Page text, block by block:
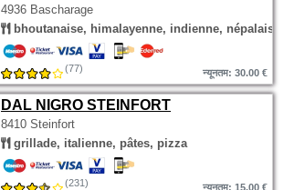
4936 Bascharage
bhoutanaise, himalayenne, indienne, népalaise
(77) न्यूनतम: 30.00 €
DAL NIGRO STEINFORT
8410 Steinfort
grillade, italienne, pâtes, pizza
(231) न्यूनतम: 15.00 €